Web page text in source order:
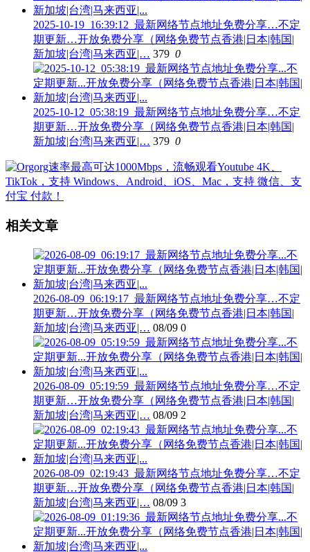
2025-10-19_16:39:12_最新网络节点地址免费分享…不定
期更新…开放免费分享（网络免费节点香港|日本|韩国|
新加坡|台湾|马来西亚|… 379 0
2025-10-12_05:38:19_最新网络节点地址免费分享…不定
期更新…开放免费分享（网络免费节点香港|日本|韩国|
新加坡|台湾|马来西亚|… 379 0
相关文章
2026-08-09_06:19:17_最新网络节点地址免费分享…不定
期更新…开放免费分享（网络免费节点香港|日本|韩国|
新加坡|台湾|马来西亚|… 08/09 0
2026-08-09_05:19:59_最新网络节点地址免费分享…不定
期更新…开放免费分享（网络免费节点香港|日本|韩国|
新加坡|台湾|马来西亚|… 08/09 2
2026-08-09_02:19:43_最新网络节点地址免费分享…不定
期更新…开放免费分享（网络免费节点香港|日本|韩国|
新加坡|台湾|马来西亚|… 08/09 3